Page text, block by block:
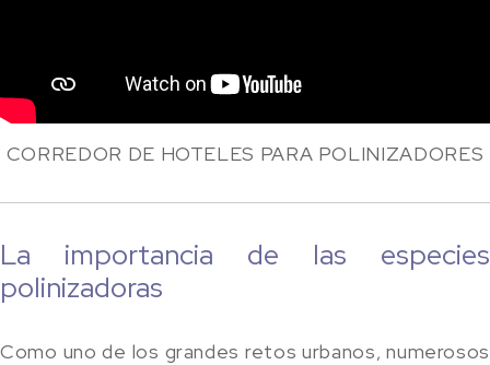
CORREDOR DE HOTELES PARA POLINIZADORES
La importancia de las especies
polinizadoras
Como uno de los grandes retos urbanos, numerosos